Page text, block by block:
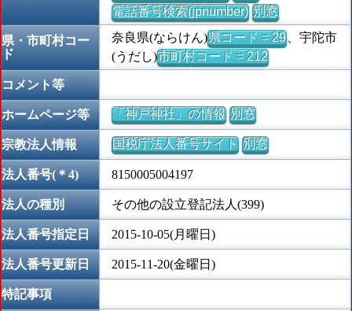
電話番号検索(jpnumber) 別窓
県・市町村コー
ド
奈良県(ならけん)県コード = 29、宇陀市
(うだし)市町村コード = 212
コメント等
ホームページ等 「神戸神社」の情報 別窓
宗教法人情報 国税庁法人番号サイト 別窓
法人番号(＊4) 8150005004197
法人の種別 その他の設立登記法人(399)
法人番号指定日 2015-10-05(月曜日)
法人番号更新日 2015-11-20(金曜日)
特記事項